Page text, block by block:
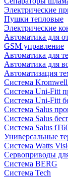
Электрические
Пушки тепловые
Электрические
Автоматика для
GSM управление
Автоматика для
Автоматика для
Автоматизация
Система
Система Uni-Fitt
Система Uni-Fitt
Система Salus
Система Salus
Система Salus
Универсальные
Система Watts
Сервоприводы
Система BERG
Система Tech